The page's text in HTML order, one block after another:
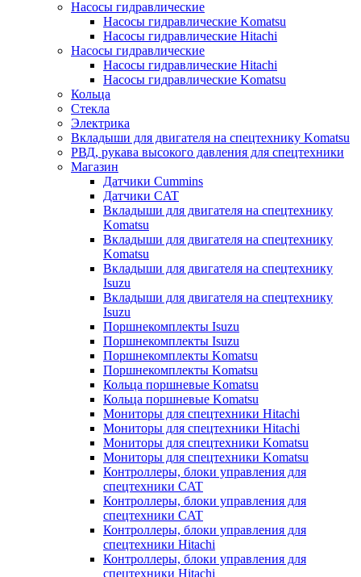
Насосы гидравлические
Насосы гидравлические Komatsu
Насосы гидравлические Hitachi
Насосы гидравлические
Насосы гидравлические Hitachi
Насосы гидравлические Komatsu
Кольца
Стекла
Электрика
Вкладыши для двигателя на спецтехнику Komatsu
РВД, рукава высокого давления для спецтехники
Магазин
Датчики Cummins
Датчики CAT
Вкладыши для двигателя на спецтехнику
Komatsu
Вкладыши для двигателя на спецтехнику
Komatsu
Вкладыши для двигателя на спецтехнику
Isuzu
Вкладыши для двигателя на спецтехнику
Isuzu
Поршнекомплекты Isuzu
Поршнекомплекты Isuzu
Поршнекомплекты Komatsu
Поршнекомплекты Komatsu
Кольца поршневые Komatsu
Кольца поршневые Komatsu
Мониторы для спецтехники Hitachi
Мониторы для спецтехники Hitachi
Мониторы для спецтехники Komatsu
Мониторы для спецтехники Komatsu
Контроллеры, блоки управления для
спецтехники CAT
Контроллеры, блоки управления для
спецтехники CAT
Контроллеры, блоки управления для
спецтехники Hitachi
Контроллеры, блоки управления для
спецтехники Hitachi